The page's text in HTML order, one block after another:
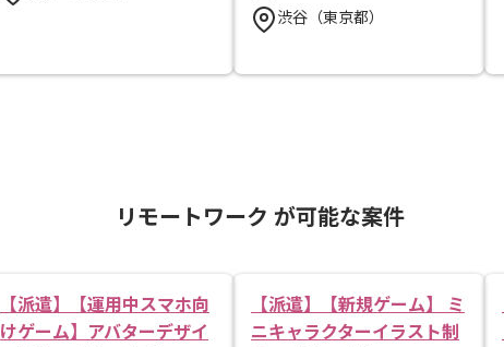
渋谷（東京都）
リモートワーク が可能な案件
【派遣】【運用中スマホ向
けゲーム】アバターデザイ
【派遣】【新規ゲーム】 ミ
ニキャラクターイラスト制